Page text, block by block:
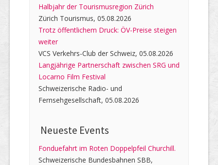
Halbjahr der Tourismusregion Zürich
Zürich Tourismus, 05.08.2026
Trotz öffentlichem Druck: ÖV-Preise steigen
weiter
VCS Verkehrs-Club der Schweiz, 05.08.2026
Langjährige Partnerschaft zwischen SRG und
Locarno Film Festival
Schweizerische Radio- und
Fernsehgesellschaft, 05.08.2026
Neueste Events
Fonduefahrt im Roten Doppelpfeil Churchill.
Schweizerische Bundesbahnen SBB,